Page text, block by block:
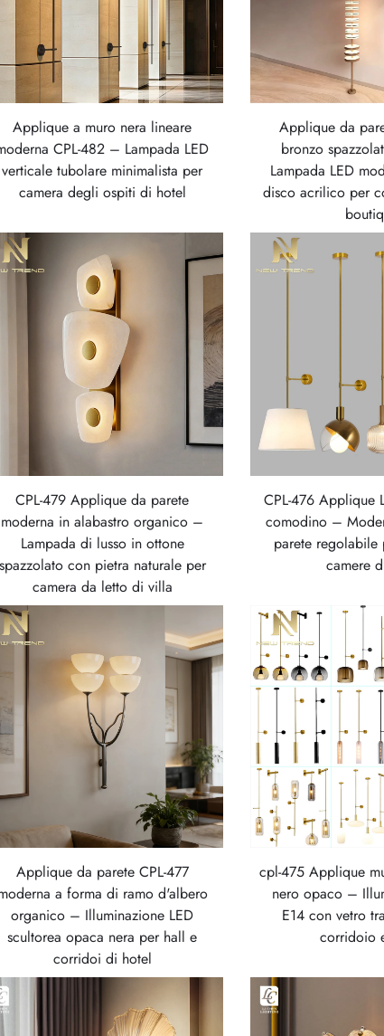
Applique a muro nera lineare
CPL-482 – Lampada LED
verticale tubolare minimalista per
camera degli ospiti di hotel
Applique da
bronzo
Lampada LED
disco acrilico per
CPL-479 Applique da parete
moderna in alabastro organico –
Lampada di lusso in ottone
spazzolato con pietra naturale per
camera da letto di villa
CPL-476 Applique
comodino –
parete
camere
Applique da parete CPL-477
a forma di ramo d'albero
organico – Illuminazione LED
scultorea opaca nera per hall e
corridoi di hotel
cpl-475 Applique
nero opaco –
E14 con vetro
corridoio